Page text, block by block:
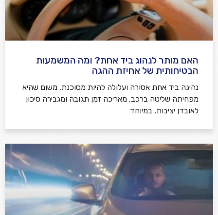
האם מותר לנהוג ביד אחת? ומה המשמעות
הבטיחותית של אחיזת ההגה
נהיגה ביד אחת אסורה ועלולה להיות מסוכנת, משום שהיא
מפחיתה שליטה ברכב, מאריכה זמן תגובה ומגבירה סיכון
לאובדן יציבות, במיוחד